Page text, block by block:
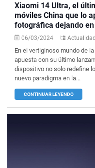
Xiaomi 14 Ultra, el
móviles China que lo
fotográfica dejando
06/03/2024 Actualidad
En el vertiginoso mundo de
apuesta con su último
dispositivo no solo redefine
nuevo paradigma en la...
CONTINUAR LEYENDO